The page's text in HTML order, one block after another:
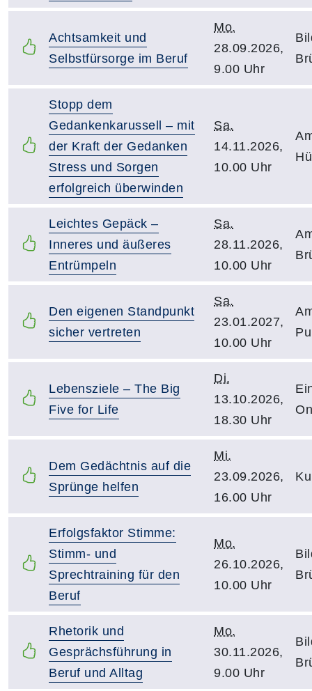
Achtsamkeit und
Selbstfürsorge im Beruf
Mo.
28.09.2026,
9.00 Uhr
Stopp dem
Gedankenkarussell – mit
der Kraft der Gedanken
Stress und Sorgen
erfolgreich überwinden
Sa.
14.11.2026,
10.00 Uhr
Leichtes Gepäck –
Inneres und äußeres
Entrümpeln
Sa.
28.11.2026,
10.00 Uhr
Den eigenen Standpunkt
sicher vertreten
Sa.
23.01.2027,
10.00 Uhr
Lebensziele – The Big
Five for Life
Di.
13.10.2026,
18.30 Uhr
Dem Gedächtnis auf die
Sprünge helfen
Mi.
23.09.2026,
16.00 Uhr
Erfolgsfaktor Stimme:
Stimm- und
Sprechtraining für den
Beruf
Mo.
26.10.2026,
10.00 Uhr
Rhetorik und
Gesprächsführung in
Beruf und Alltag
Mo.
30.11.2026,
9.00 Uhr